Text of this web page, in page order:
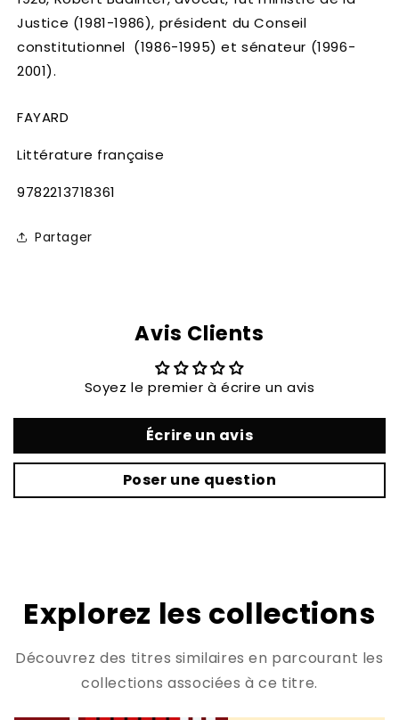
Justice (1981-1986), président du Conseil
constitutionnel (1986-1995) et sénateur (1996-
2001).
FAYARD
Littérature française
SKU:
9782213718361
Partager
Avis Clients
Soyez le premier à écrire un avis
Écrire un avis
Poser une question
Explorez les collections
Découvrez des titres similaires en parcourant les
collections associées à ce titre.